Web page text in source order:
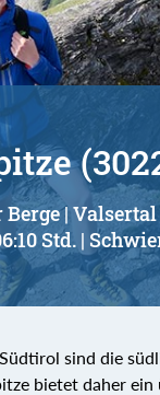
| Valsertal
Std. |
sind die
bietet daher